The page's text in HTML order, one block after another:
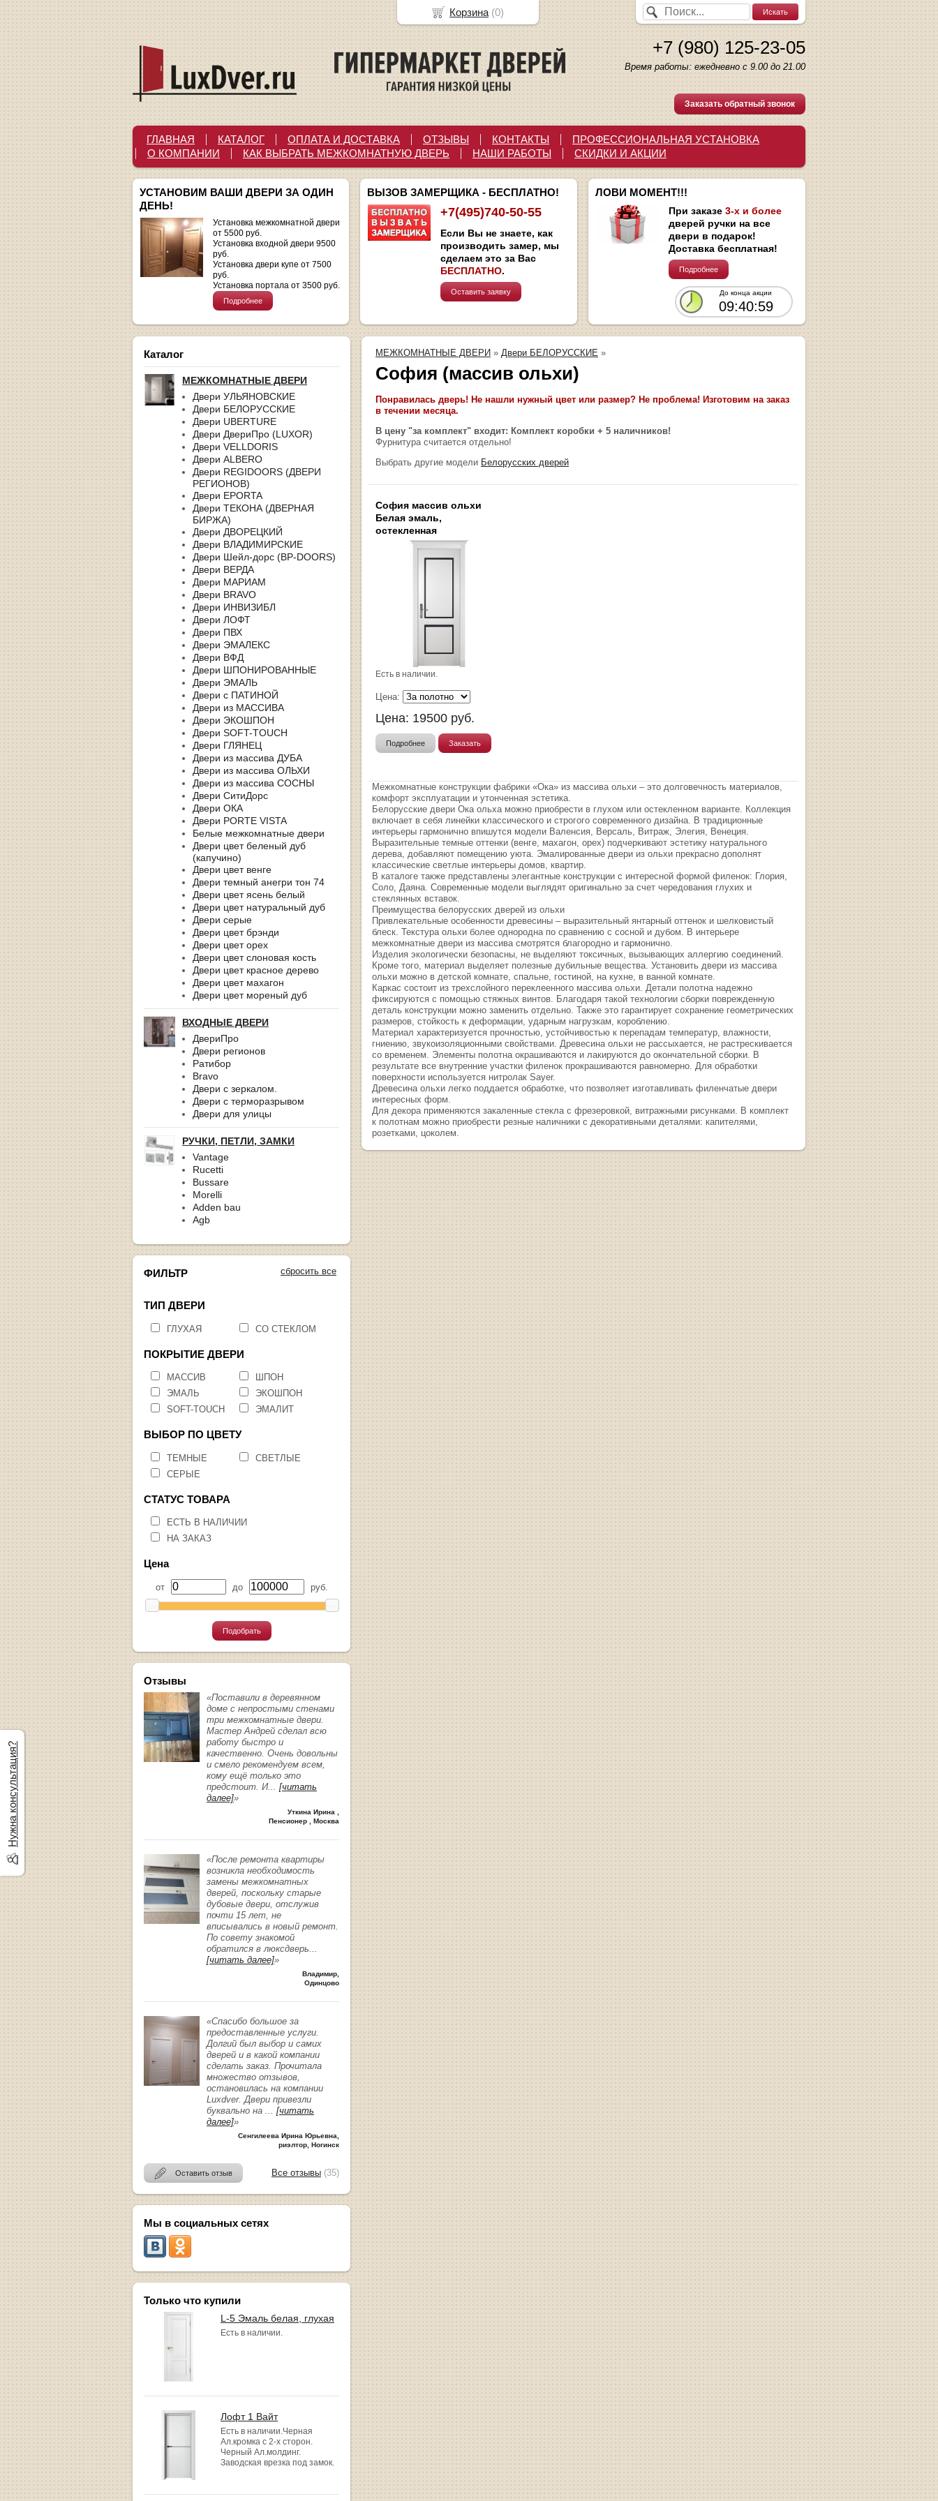
+7 (980) 125-23-05
Время работы: ежедневно с 9.00 до 21.00
Заказать обратный звонок
ГЛАВНАЯ КАТАЛОГ ОПЛАТА И ДОСТАВКА ОТЗЫВЫ КОНТАКТЫ
ПРОФЕССИОНАЛЬНАЯ УСТАНОВКА
О КОМПАНИИ
КАК ВЫБРАТЬ МЕЖКОМНАТНУЮ ДВЕРЬ НАШИ РАБОТЫ СКИДКИ И АКЦИИ
УСТАНОВИМ ВАШИ ДВЕРИ ЗА ОДИН
ДЕНЬ!
Установка межкомнатной двери
от 5500 руб.
Установка входной двери 9500
руб.
Установка двери купе от 7500
руб.
Установка портала от 3500 руб.
Подробнее
ВЫЗОВ ЗАМЕРЩИКА - БЕСПЛАТНО!
+7(495)740-50-55
Если Вы не знаете, как
производить замер, мы
сделаем это за Вас
БЕСПЛАТНО.
Оставить заявку
ЛОВИ МОМЕНТ!!!
При заказе 3-х и более
дверей ручки на все
двери в подарок!
Доставка бесплатная!
Подробнее
До конца акции
09:40:58
Каталог
МЕЖКОМНАТНЫЕ ДВЕРИ
Двери УЛЬЯНОВСКИЕ
Двери БЕЛОРУССКИЕ
Двери UBERTURE
Двери ДвериПро (LUXOR)
Двери VELLDORIS
Двери ALBERO
Двери REGIDOORS (ДВЕРИ
РЕГИОНОВ)
Двери EPORTA
Двери ТЕКОНА (ДВЕРНАЯ
БИРЖА)
Двери ДВОРЕЦКИЙ
Двери ВЛАДИМИРСКИЕ
Двери Шейл-дорс (BP-DOORS)
Двери ВЕРДА
Двери МАРИАМ
Двери BRAVO
Двери ИНВИЗИБЛ
Двери ЛОФТ
Двери ПВХ
Двери ЭМАЛЕКС
Двери ВФД
Двери ШПОНИРОВАННЫЕ
Двери ЭМАЛЬ
Двери с ПАТИНОЙ
Двери из МАССИВА
Двери ЭКОШПОН
Двери SOFT-TOUCH
Двери ГЛЯНЕЦ
Двери из массива ДУБА
Двери из массива ОЛЬХИ
Двери из массива СОСНЫ
Двери СитиДорс
Двери ОКА
Двери PORTE VISTA
Белые межкомнатные двери
Двери цвет беленый дуб
(капучино)
Двери цвет венге
Двери темный анегри тон 74
Двери цвет ясень белый
Двери цвет натуральный дуб
Двери серые
Двери цвет брэнди
Двери цвет орех
Двери цвет слоновая кость
Двери цвет красное дерево
Двери цвет махагон
Двери цвет мореный дуб
ВХОДНЫЕ ДВЕРИ
ДвериПро
Двери регионов
Ратибор
Bravo
Двери с зеркалом.
Двери с терморазрывом
Двери для улицы
РУЧКИ, ПЕТЛИ, ЗАМКИ
Vantage
Rucetti
Bussare
Morelli
Adden bau
Agb
сбросить все
ФИЛЬТР
ТИП ДВЕРИ
ГЛУХАЯ СО СТЕКЛОМ
ПОКРЫТИЕ ДВЕРИ
МАССИВ
ШПОН
ЭМАЛЬ
ЭКОШПОН
SOFT-TOUCH
ЭМАЛИТ
ВЫБОР ПО ЦВЕТУ
ТЕМНЫЕ
СВЕТЛЫЕ
СЕРЫЕ
СТАТУС ТОВАРА
ЕСТЬ В НАЛИЧИИ
НА ЗАКАЗ
Цена
от до руб.
Подобрать
Отзывы
«Поставили в деревянном
доме с непростыми стенами
три межкомнатные двери.
Мастер Андрей сделал всю
работу быстро и
качественно. Очень довольны
и смело рекомендуем всем,
кому ещё только это
предстоит. И... [читать
далее]»
Уткина Ирина ,
Пенсионер , Москва
«После ремонта квартиры
возникла необходимость
замены межкомнатных
дверей, поскольку старые
дубовые двери, отслужив
почти 15 лет, не
вписывались в новый ремонт.
По совету знакомой
обратился в люксдверь...
[читать далее]»
Владимир,
Одинцово
«Спасибо большое за
предоставленные услуги.
Долгий был выбор и самих
дверей и в какой компании
сделать заказ. Прочитала
множество отзывов,
остановилась на компании
Luxdver. Двери привезли
буквально на ... [читать
далее]»
Сенгилеева Ирина Юрьевна,
риэлтор, Ногинск
Оставить отзыв Все отзывы (35)
Мы в социальных сетях
Только что купили
L-5 Эмаль белая, глухая
Есть в наличии.
Лофт 1 Вайт
Есть в наличии.Черная
Ал.кромка с 2-х сторон.
Черный Ал.молдинг.
Заводская врезка под замок.
МЕЖКОМНАТНЫЕ ДВЕРИ » Двери БЕЛОРУССКИЕ »
София (массив ольхи)
Понравилась дверь! Не нашли нужный цвет или размер? Не проблема! Изготовим на заказ
в течении месяца.
В цену "за комплект" входит: Комплект коробки + 5 наличников!
Фурнитура считается отдельно!
Выбрать другие модели Белорусских дверей
София массив ольхи
Белая эмаль,
остекленная
Есть в наличии.
Цена:
Цена: 19500 руб.
Подробнее Заказать
Межкомнатные конструкции фабрики «Ока» из массива ольхи – это долговечность материалов,
комфорт эксплуатации и утонченная эстетика.
Белорусские двери Ока ольха можно приобрести в глухом или остекленном варианте. Коллекция
включает в себя линейки классического и строгого современного дизайна. В традиционные
интерьеры гармонично впишутся модели Валенсия, Версаль, Витраж, Элегия, Венеция.
Выразительные темные оттенки (венге, махагон, орех) подчеркивают эстетику натурального
дерева, добавляют помещению уюта. Эмалированные двери из ольхи прекрасно дополнят
классические светлые интерьеры домов, квартир.
В каталоге также представлены элегантные конструкции с интересной формой филенок: Глория,
Соло, Даяна. Современные модели выглядят оригинально за счет чередования глухих и
стеклянных вставок.
Преимущества белорусских дверей из ольхи
Привлекательные особенности древесины – выразительный янтарный оттенок и шелковистый
блеск. Текстура ольхи более однородна по сравнению с сосной и дубом. В интерьере
межкомнатные двери из массива смотрятся благородно и гармонично.
Изделия экологически безопасны, не выделяют токсичных, вызывающих аллергию соединений.
Кроме того, материал выделяет полезные дубильные вещества. Установить двери из массива
ольхи можно в детской комнате, спальне, гостиной, на кухне, в ванной комнате.
Каркас состоит из трехслойного переклеенного массива ольхи. Детали полотна надежно
фиксируются с помощью стяжных винтов. Благодаря такой технологии сборки поврежденную
деталь конструкции можно заменить отдельно. Также это гарантирует сохранение геометрических
размеров, стойкость к деформации, ударным нагрузкам, короблению.
Материал характеризуется прочностью, устойчивостью к перепадам температур, влажности,
гниению, звукоизоляционными свойствами. Древесина ольхи не рассыхается, не растрескивается
со временем. Элементы полотна окрашиваются и лакируются до окончательной сборки. В
результате все внутренние участки филенок прокрашиваются равномерно. Для обработки
поверхности используется нитролак Sayer.
Древесина ольхи легко поддается обработке, что позволяет изготавливать филенчатые двери
интересных форм.
Для декора применяются закаленные стекла с фрезеровкой, витражными рисунками. В комплект
к полотнам можно приобрести резные наличники с декоративными деталями: капителями,
розетками, цоколем.
Нужна консультация?
Корзина (0)